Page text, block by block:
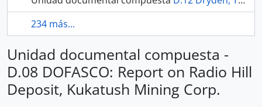
234 más...
Unidad documental compuesta -
D.08 DOFASCO: Report on Radio Hill
Deposit, Kukatush Mining Corp.